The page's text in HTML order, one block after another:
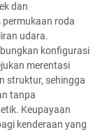
dan
permukaan roda
udara.
konfigurasi
merentasi
struktur, sehingga
tanpa
Keupayaan
kenderaan yang